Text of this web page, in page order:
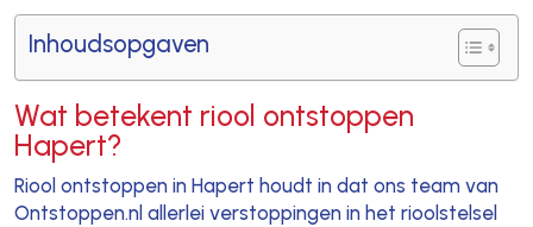
Inhoudsopgaven
Wat betekent riool ontstoppen
Hapert?
Riool ontstoppen in Hapert houdt in dat ons team van
Ontstoppen.nl allerlei verstoppingen in het rioolstelsel